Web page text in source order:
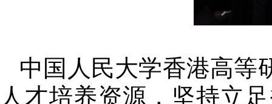
中国人民大学香港高等
人才培养资源，坚持立